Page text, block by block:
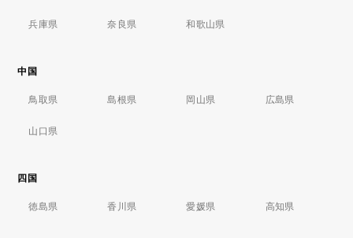
兵庫県 奈良県 和歌山県
中国
鳥取県 島根県 岡山県 広島県
山口県
四国
徳島県 香川県 愛媛県 高知県